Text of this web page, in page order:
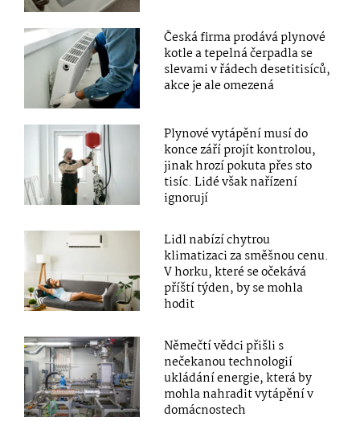
Česká firma prodává plynové
kotle a tepelná čerpadla se
slevami v řádech desetitisíců,
akce je ale omezená
Plynové vytápění musí do
konce září projít kontrolou,
jinak hrozí pokuta přes sto
tisíc. Lidé však nařízení
ignorují
Lidl nabízí chytrou
klimatizaci za směšnou cenu.
V horku, které se očekává
příští týden, by se mohla
hodit
Němečtí vědci přišli s
nečekanou technologií
ukládání energie, která by
mohla nahradit vytápění v
domácnostech